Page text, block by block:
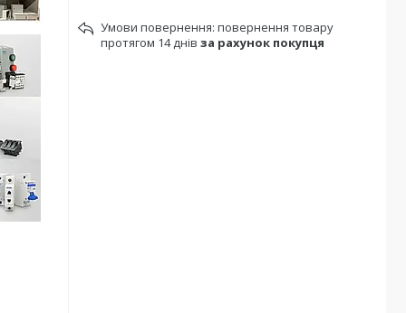
повернення товару
протягом 14 днів за рахунок покупця